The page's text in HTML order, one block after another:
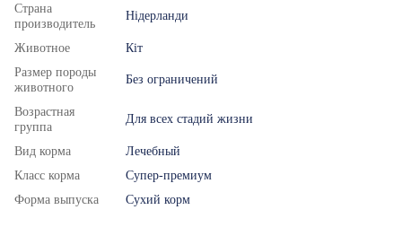
Страна
производитель
Нідерланди
Животное
Кіт
Размер породы
животного
Без ограничений
Возрастная
группа
Для всех стадий жизни
Вид корма
Лечебный
Класс корма
Супер-премиум
Форма выпуска
Сухий корм